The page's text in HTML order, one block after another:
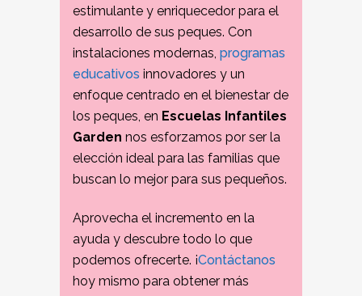
estimulante y enriquecedor para el
desarrollo de sus peques. Con
instalaciones modernas, programas
educativos innovadores y un
enfoque centrado en el bienestar de
los peques, en Escuelas Infantiles
Garden nos esforzamos por ser la
elección ideal para las familias que
buscan lo mejor para sus pequeños.
Aprovecha el incremento en la
ayuda y descubre todo lo que
podemos ofrecerte. ¡Contáctanos
hoy mismo para obtener más